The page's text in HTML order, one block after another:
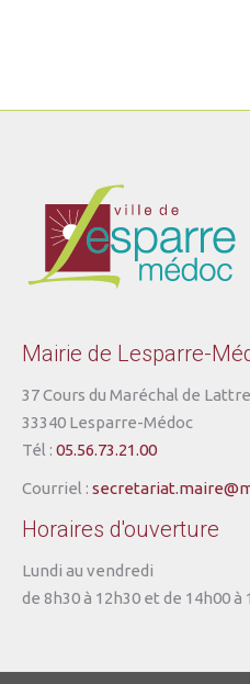
Mairie de Lesparre-
37 Cours du Maréchal de
33340 Lesparre-Médoc
Tél : 05.56.73.21.00
Courriel :
Horaires d'ouverture
Lundi au vendredi
de 8h30 à 12h30 et de 14h00 à